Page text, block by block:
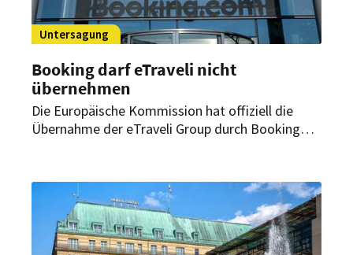
Untersagung
Booking darf eTraveli nicht
übernehmen
Die Europäische Kommission hat offiziell die
Übernahme der eTraveli Group durch Booking
Entscheidung.